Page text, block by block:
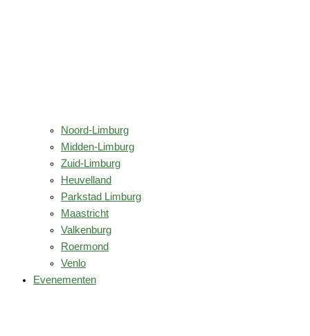
Noord-Limburg
Midden-Limburg
Zuid-Limburg
Heuvelland
Parkstad Limburg
Maastricht
Valkenburg
Roermond
Venlo
Evenementen